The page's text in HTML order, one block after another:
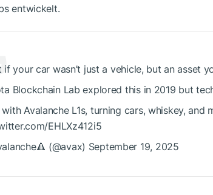
entwickelt.
if your car wasn’t just a vehicle, but an asset
Blockchain Lab explored this in 2019 but
Avalanche L1s, turning cars, whiskey, and
EHLXz412i5
(@avax) September 19, 2025